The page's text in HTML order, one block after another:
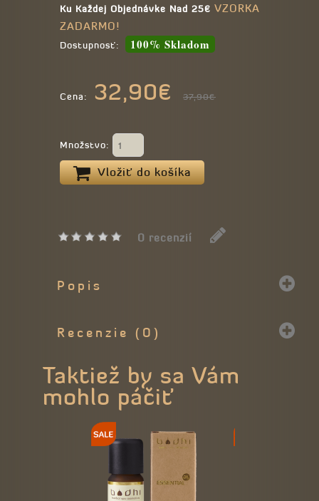
Ku Každej Objednávke Nad 25€ VZORKA
ZADARMO!
Dostupnosť: 100% Skladom
Cena: 32,90€ 37,90€
Množstvo:
Vložiť do košíka
0 recenzií
Popis
Recenzie (0)
Taktiež by sa Vám
mohlo páčiť